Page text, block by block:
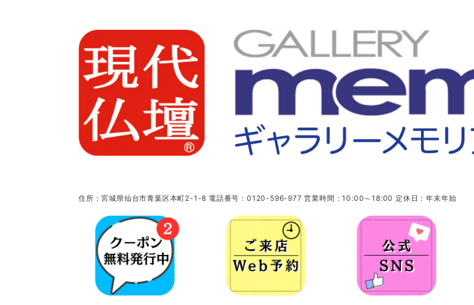
住所：宮城県仙台市青葉区本町2-1-8 電話番号：0120-596-977 営業時間：10:00～18:00 定休日：年末年始